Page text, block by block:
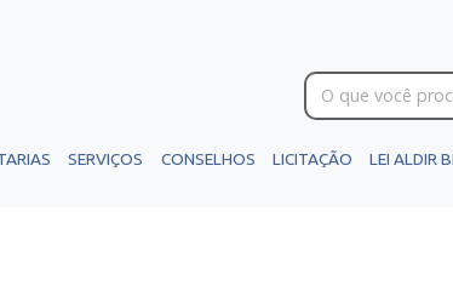
SERVIÇOS CONSELHOS LICITAÇÃO LEI ALDIR